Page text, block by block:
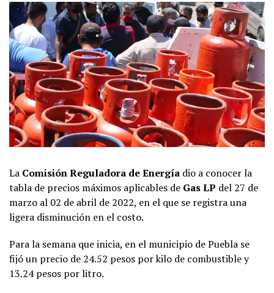
La Comisión Reguladora de Energía dio a conocer la
tabla de precios máximos aplicables de Gas LP del 27 de
marzo al 02 de abril de 2022, en el que se registra una
ligera disminución en el costo.
Para la semana que inicia, en el municipio de Puebla se
fijó un precio de 24.52 pesos por kilo de combustible y
13.24 pesos por litro.